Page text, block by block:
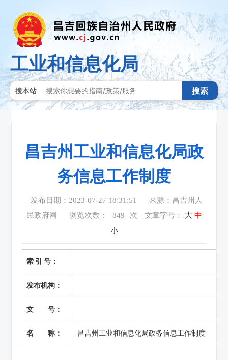
工业和信息化局
搜本站 搜索
昌吉州工业和信息化局政
务信息工作制度
发布日期：2023-07-27 18:31:51
来源：昌吉州人
民政府网
浏览次数： 849 次 文章字号： 大 中
小
索 引 号：
发布机构：
文 号：
名 称： 昌吉州工业和信息化局政务信息工作制度